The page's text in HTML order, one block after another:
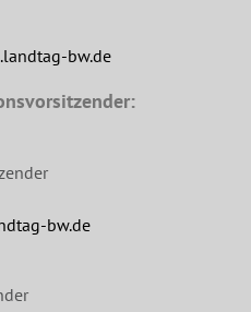
bw.de
bw.de